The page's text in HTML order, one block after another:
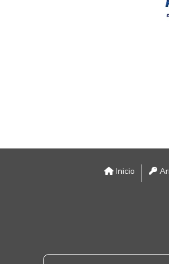
Inicio